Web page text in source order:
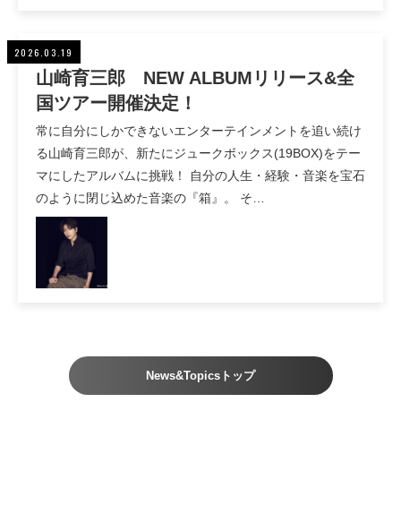
2026.03.19
山崎育三郎 NEW ALBUMリリース&全
国ツアー開催決定！
常に自分にしかできないエンターテインメントを追い続け
る山崎育三郎が、新たにジュークボックス(19BOX)をテー
マにしたアルバムに挑戦！ 自分の人生・経験・音楽を宝石
のように閉じ込めた音楽の『箱』。 そ…
News&Topicsトップ